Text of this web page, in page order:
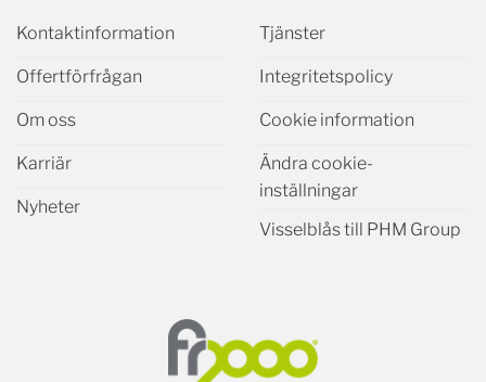
Kontaktinformation
Offertförfrågan
Om oss
Karriär
Nyheter
Tjänster
Integritetspolicy
Cookie information
Ändra cookie-
inställningar
Visselblås till PHM Group